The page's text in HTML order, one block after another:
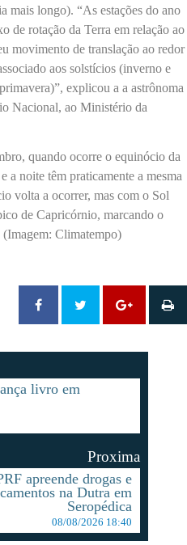
mais longo). “As estações do ano
de rotação da Terra em relação ao
movimento de translação ao redor
aos solstícios (inverno e
explicou a a astrônoma
Nacional, ao Ministério da
quando ocorre o equinócio da
a noite têm praticamente a mesma
volta a ocorrer, mas com o Sol
de Capricórnio, marcando o
Climatempo)
livro em
Proxima
apreende drogas e
na Dutra em
Seropédica
08/08/2026 18:40